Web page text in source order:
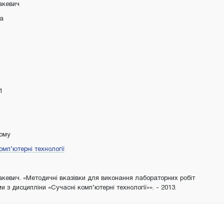
технології
«Методичні вказівки для виконання лабораторних робіт
з дисципліни «Сучасні комп’ютерні технології»». - 2013.